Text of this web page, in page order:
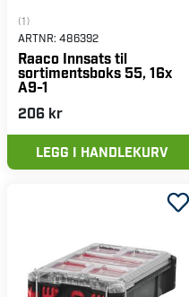
(1)
ARTNR: 486392
Raaco Innsats til
sortimentsboks 55, 16x
A9-1
206 kr
LEGG I HANDLEKURV